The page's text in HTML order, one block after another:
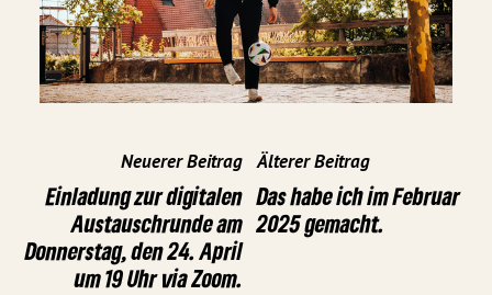
Neuerer Beitrag
Einladung zur digitalen
Austauschrunde am
Donnerstag, den 24. April
um 19 Uhr via Zoom.
Älterer Beitrag
Das habe ich im Februar
2025 gemacht.